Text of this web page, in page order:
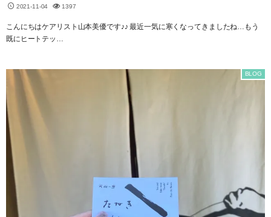
2021-11-04 1397
こんにちはケアリスト山本美優です♪♪ 最近一気に寒くなってきましたね…もう
既にヒートテッ…
BLOG